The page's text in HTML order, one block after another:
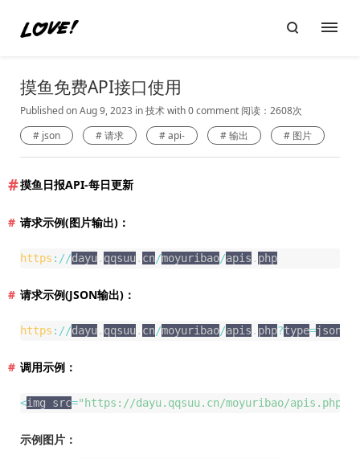
摸鱼免费API接口使用
Published on Aug 9, 2023 in技术with0 comment 阅读：2608次
json
请求 api- 输出 图片
摸鱼日报API-每日更新
请求示例(图片输出)：
https : //dayu. qqsuu. cn/moyuribao/apis . php
请求示例(JSON输出)：
https : //dayu. qqsuu. cn/moyuribao/apis . php?type=json
调用示例：
<img src="https://dayu.qqsuu.cn/moyuribao/apis.php"
示例图片：